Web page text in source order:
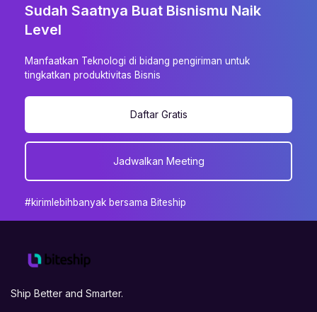
Sudah Saatnya Buat Bisnismu Naik
Level
Manfaatkan Teknologi di bidang pengiriman untuk
tingkatkan produktivitas Bisnis
Daftar Gratis
Jadwalkan Meeting
#kirimlebihbanyak bersama Biteship
Ship Better and Smarter.